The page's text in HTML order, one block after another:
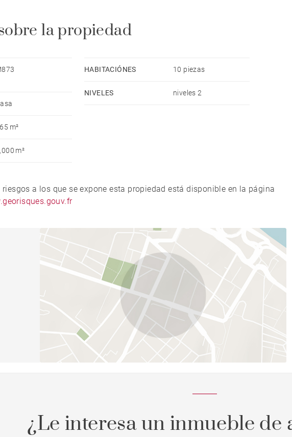
la propiedad
m²
m²
HABITACIÓNES 10 piezas
NIVELES niveles 2
a los que se expone esta propiedad está disponible en la página
¿Le interesa un inmueble de